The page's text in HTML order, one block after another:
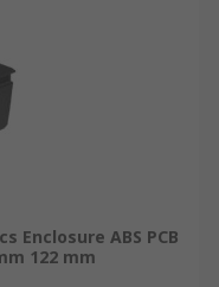
Enclosure ABS PCB
122 mm